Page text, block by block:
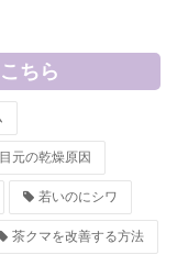
ちら
目元の乾燥原因
若いのにシワ
茶クマを改善する方法